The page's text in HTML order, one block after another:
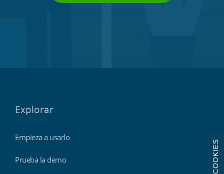
Explorar
Empieza a usarlo
Prueba la demo COOKIES